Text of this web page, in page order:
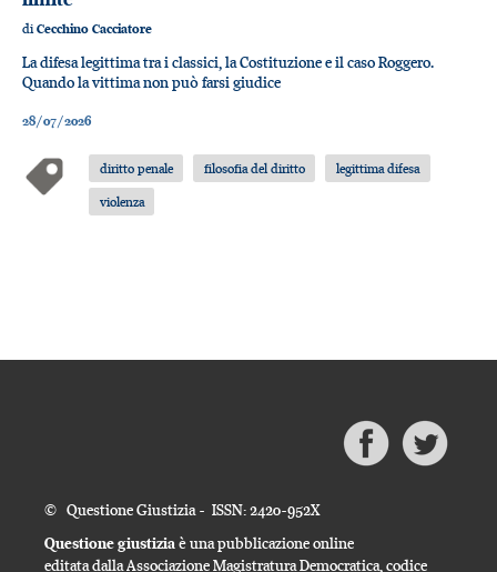
diCecchino Cacciatore
La difesa legittima tra i classici, la Costituzione e il caso Roggero.
Quando la vittima non può farsi giudice
28/07/2026
diritto penale filosofia del diritto
legittima difesa
violenza
© Questione Giustizia - ISSN: 2420-952X
Questione giustiziaè una pubblicazione online
editata dalla Associazione Magistratura Democratica, codice